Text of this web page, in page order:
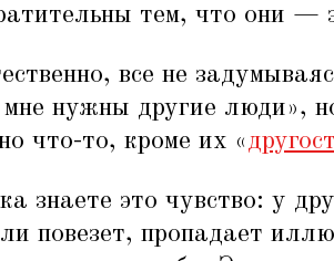
тем, что они —
все не
нужны другие люди»,
что-то, кроме их «
знаете это чувство: у
повезет, пропадает